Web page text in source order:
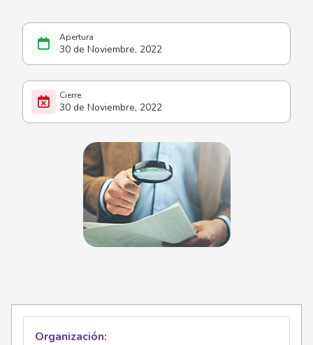
30 de Noviembre, 2022
30 de Noviembre, 2022
Organización